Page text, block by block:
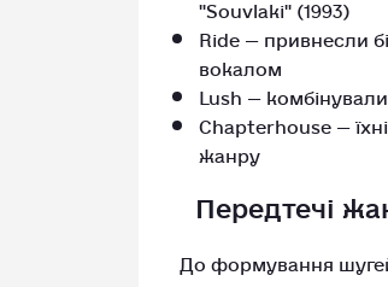
Ride — привнесли
вокалом
Lush —
Chapterhouse —
жанру
Передтечі
До формування